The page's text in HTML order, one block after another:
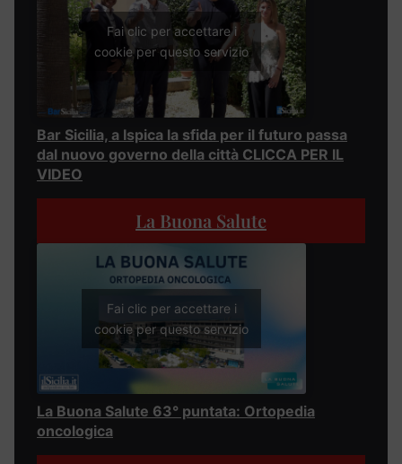
Fai clic per accettare i
cookie per questo servizio
Bar Sicilia, a Ispica la sfida per il futuro passa
dal nuovo governo della città CLICCA PER IL
VIDEO
La Buona Salute
Fai clic per accettare i
cookie per questo servizio
La Buona Salute 63° puntata: Ortopedia
oncologica